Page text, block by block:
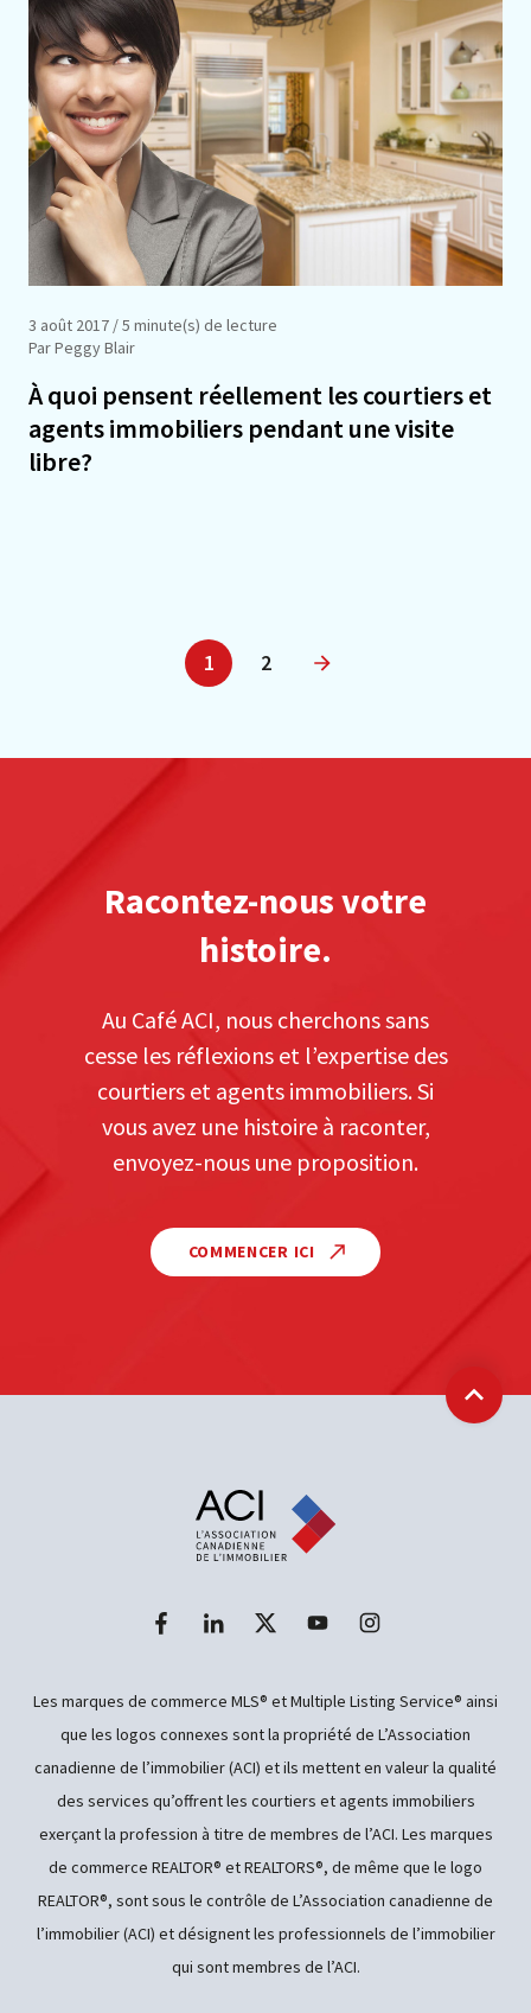
3 août 2017 / 5 minute(s) de lecture
Par Peggy Blair
À quoi pensent réellement les courtiers et
agents immobiliers pendant une visite
libre?
1 2
Suivant
Racontez-nous votre
histoire.
Au Café ACI, nous cherchons sans
cesse les réflexions et l’expertise des
courtiers et agents immobiliers. Si
vous avez une histoire à raconter,
envoyez-nous une proposition.
COMMENCER ICI
Les marques de commerce MLS® et Multiple Listing Service® ainsi
que les logos connexes sont la propriété de L’Association
canadienne de l’immobilier (ACI) et ils mettent en valeur la qualité
des services qu’offrent les courtiers et agents immobiliers
exerçant la profession à titre de membres de l’ACI. Les marques
de commerce REALTOR® et REALTORS®, de même que le logo
REALTOR®, sont sous le contrôle de L’Association canadienne de
l’immobilier (ACI) et désignent les professionnels de l’immobilier
qui sont membres de l’ACI.